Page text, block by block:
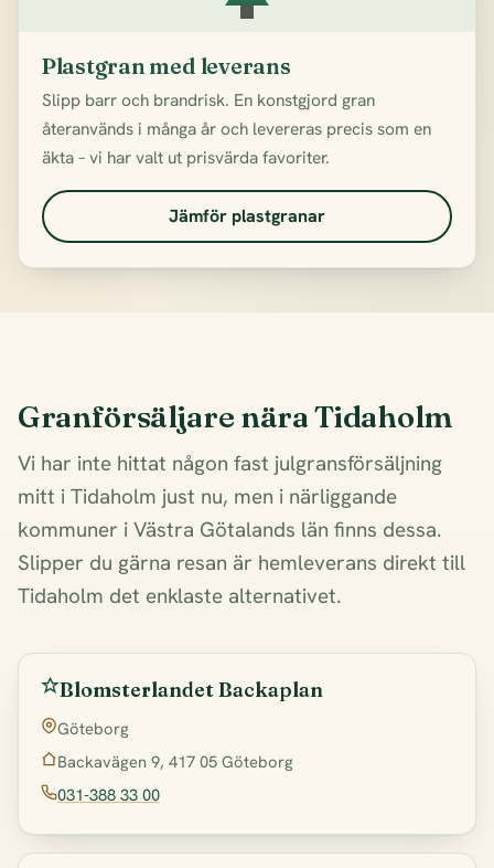
Plastgran med leverans
Slipp barr och brandrisk. En konstgjord gran
återanvänds i många år och levereras precis som en
äkta – vi har valt ut prisvärda favoriter.
Jämför plastgranar
Granförsäljare nära Tidaholm
Vi har inte hittat någon fast julgransförsäljning
mitt i Tidaholm just nu, men i närliggande
kommuner i Västra Götalands län finns dessa.
Slipper du gärna resan är hemleverans direkt till
Tidaholm det enklaste alternativet.
Blomsterlandet Backaplan
Göteborg
Backavägen 9, 417 05 Göteborg
031-388 33 00